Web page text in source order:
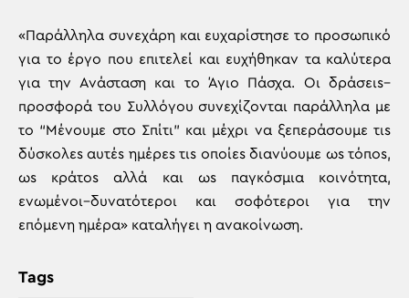
«Παράλληλα συνεχάρη και ευχαρίστησε το προσωπικό
για το έργο που επιτελεί και ευχήθηκαν τα καλύτερα
για την Ανάσταση και το Άγιο Πάσχα. Οι δράσειs–
προσφορά του Συλλόγου συνεχίζονται παράλληλα με
το “Μένουμε στο Σπίτι” και μέχρι να ξεπεράσουμε τιs
δύσκολεs αυτέs ημέρεs τιs oποίεs διανύουμε ωs τόποs,
ωs κράτοs αλλά και ωs παγκόσμια κοινότητα,
ενωμένοι–δυνατότεροι και σοφότεροι για την
επόμενη ημέρα» καταλήγει η ανακοίνωση.
Tags